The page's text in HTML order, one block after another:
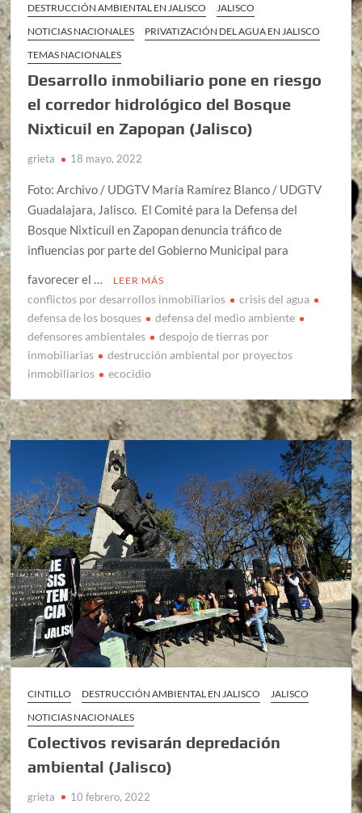
DESTRUCCIÓN AMBIENTAL EN JALISCO
JALISCO
NOTICIAS NACIONALES
PRIVATIZACIÓN DEL AGUA EN JALISCO
TEMAS NACIONALES
Desarrollo inmobiliario pone en riesgo
el corredor hidrológico del Bosque
Nixticuil en Zapopan (Jalisco)
grieta 18 mayo, 2022
Foto: Archivo / UDGTV María Ramírez Blanco / UDGTV
Guadalajara, Jalisco. El Comité para la Defensa del
Bosque Nixticuil en Zapopan denuncia tráfico de
influencias por parte del Gobierno Municipal para
favorecer el …
LEER MÁS
conflictos por desarrollos inmobiliarios
crisis del agua
defensa de los bosques
defensa del medio ambiente
defensores ambientales
despojo de tierras por
inmobiliarias
destrucción ambiental por proyectos
inmobiliarios
ecocidio
CINTILLO DESTRUCCIÓN AMBIENTAL EN JALISCO
JALISCO
NOTICIAS NACIONALES
Colectivos revisarán depredación
ambiental (Jalisco)
grieta 10 febrero, 2022